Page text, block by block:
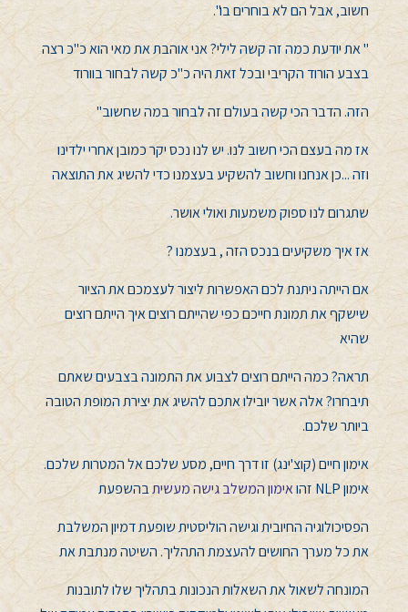
חשוב, אבל הם לא בוחרים בו".
" את יודעת כמה זה קשה לילי? אני אוהבת את מאי הוא כ"כ רצה
בצבע הורוד הקריבי ובכל זאת היה כ"כ קשה לבחור בוורוד
הזה. הדבר הכי קשה בעולם זה לבחור במה שחשוב"
אז מה בעצם הכי חשוב לנו. יש לנו נכס יקר כמובן אחרי ילדינו
וזה ...כן אנחנו וחשוב להשקיע בעצמנו כדי להשיג את התוצאה
שתגרום לנו ספוק משמעות ואולי אושר.
אז איך משקיעים בנכס הזה , בעצמנו ?
אם הייתה ניתנת לכם האפשרות ליצור לעצמכם את הציור
שישקף את תמונת חייכם כפי שהייתם רוצים איך הייתם רוצים
שהיא
תראה? כמה הייתם רוצים לצבוע את התמונה בצבעים שאתם
תיבחרו? אלה אשר יובילו אתכם להשיג את יצירת המופת הטובה
ביותר שלכם.
אימון חיים (קוצ'ינג) זו דרך חיים, מסע שלכם אל המטרות שלכם.
אימון NLP זהו
אימון המשלב גישה מעשיתבהשפעת
הפסיכולוגיה החיובית וגישה הוליסטית שופעת דמיון המשלבת
את כל מערך החושים להעצמת התהליך. השיטה מנתבת את
המונחה לשאול את השאלות הנכונות בתהליך שלו לתובנות